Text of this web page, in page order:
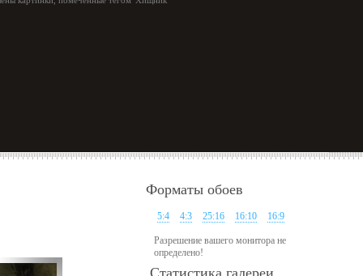
Форматы обоев
5:4 4:3 25:16 16:10 16:9
Разрешение вашего монитора не
определено!
Статистика галереи